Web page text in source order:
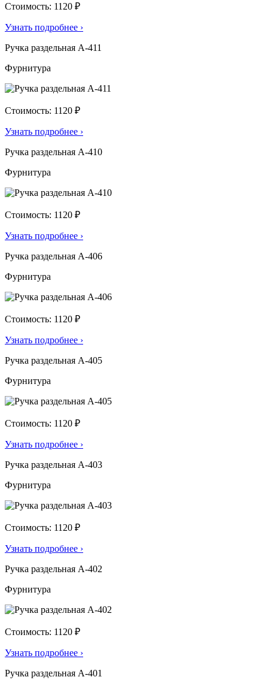
Стоимость: 1120 ₽
Узнать подробнее ›
Ручка раздельная А-411
Фурнитура
Стоимость: 1120 ₽
Узнать подробнее ›
Ручка раздельная А-410
Фурнитура
Стоимость: 1120 ₽
Узнать подробнее ›
Ручка раздельная А-406
Фурнитура
Стоимость: 1120 ₽
Узнать подробнее ›
Ручка раздельная А-405
Фурнитура
Стоимость: 1120 ₽
Узнать подробнее ›
Ручка раздельная А-403
Фурнитура
Стоимость: 1120 ₽
Узнать подробнее ›
Ручка раздельная А-402
Фурнитура
Стоимость: 1120 ₽
Узнать подробнее ›
Ручка раздельная А-401